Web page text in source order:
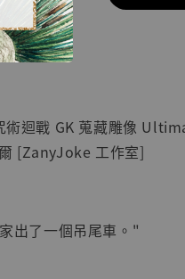
店內現貨】七龍珠
列蒐藏雕像 悟空
- +
玩具】
術迴戰 GK 蒐藏雕像
[ZanyJoke 工作室]
出了一個吊尾車。"